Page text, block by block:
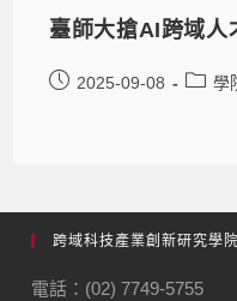
臺師大搶AI跨域人
2025-09-08 學
跨域科技產業創新研究學院
電話：(02) 7749-5755